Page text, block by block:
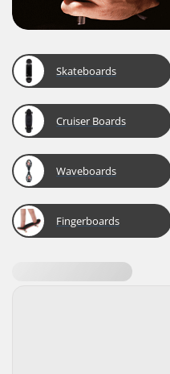
Skateboards
Cruiser Boards
Waveboards
Fingerboards